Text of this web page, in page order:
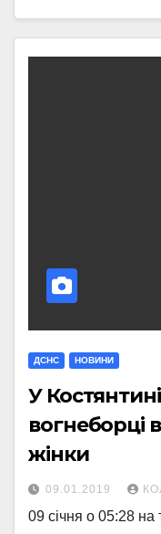
ДСНС НОВИНИ
У
вогнеборці
жінки
09.01.2019
09 січня о 05:28